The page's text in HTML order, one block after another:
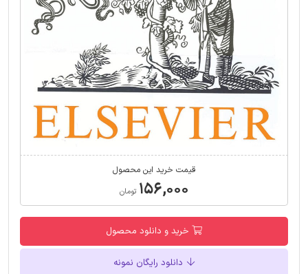
قیمت خرید این محصول
۱۵۶,۰۰۰ تومان
خرید و دانلود محصول
دانلود رایگان نمونه